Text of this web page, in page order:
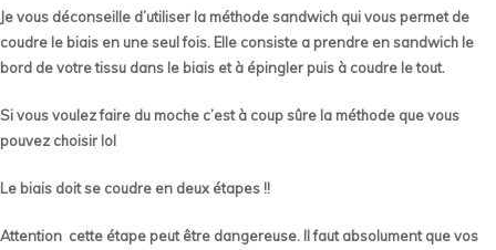
Je vous déconseille d’utiliser la méthode sandwich qui vous permet de
coudre le biais en une seul fois. Elle consiste a prendre en sandwich le
bord de votre tissu dans le biais et à épingler puis à coudre le tout.
Si vous voulez faire du moche c’est à coup sûre la méthode que vous
pouvez choisir lol
Le biais doit se coudre en deux étapes !!
Attention cette étape peut être dangereuse. Il faut absolument que vos